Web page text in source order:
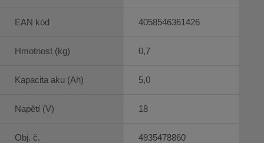
EAN kód
Hmotnost (kg)
Kapacita aku (Ah)
Napětí (V)
Obj. č.
4058546361426
0,7
5,0
18
4935478860